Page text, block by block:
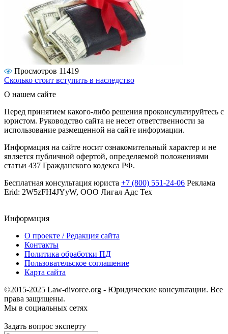
Просмотров 11419
Сколько стоит вступить в наследство
О нашем сайте
Перед принятием какого-либо решения проконсультируйтесь с
юристом. Руководство сайта не несет ответственности за
использование размещенной на сайте информации.
Информация на сайте носит ознакомительный характер и не
является публичной офертой, определяемой положениями
статьи 437 Гражданского кодекса РФ.
Бесплатная консультация юриста +7 (800) 551-24-06 Реклама
Erid: 2W5zFH4JYyW, ООО Лигал Адс Тех
Информация
О проекте / Редакция сайта
Контакты
Политика обработки ПД
Пользовательское соглашение
Карта сайта
©2015-2025 Law-divorce.org - Юридические консультации. Все
права защищены.
Мы в социальных сетях
Задать вопрос эксперту